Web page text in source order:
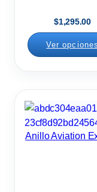
$1,295.00
Ver opciones
Anillo Aviation